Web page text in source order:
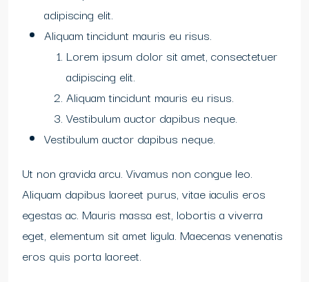
adipiscing elit.
Aliquam tincidunt mauris eu risus.
Lorem ipsum dolor sit amet, consectetuer
adipiscing elit.
Aliquam tincidunt mauris eu risus.
Vestibulum auctor dapibus neque.
Vestibulum auctor dapibus neque.
Ut non gravida arcu. Vivamus non congue leo.
Aliquam dapibus laoreet purus, vitae iaculis eros
egestas ac. Mauris massa est, lobortis a viverra
eget, elementum sit amet ligula. Maecenas venenatis
eros quis porta laoreet.